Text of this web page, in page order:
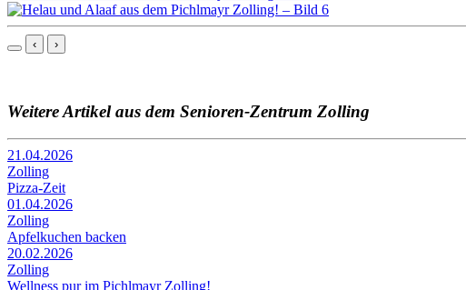
‹ ›
Weitere Artikel aus dem Senioren-Zentrum Zolling
21.04.2026
Zolling
Pizza-Zeit
01.04.2026
Zolling
Apfelkuchen backen
20.02.2026
Zolling
Wellness pur im Pichlmayr Zolling!